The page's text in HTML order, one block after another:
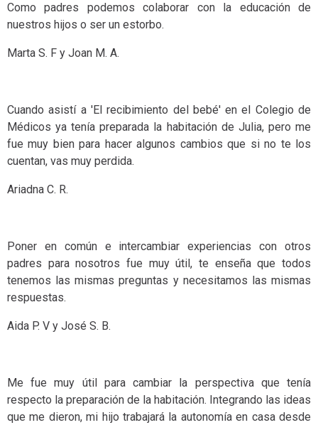
Como padres podemos colaborar con la educación de
nuestros hijos o ser un estorbo.
Marta S. F y Joan M. A.
Cuando asistí a 'El recibimiento del bebé' en el Colegio de
Médicos ya tenía preparada la habitación de Julia, pero me
fue muy bien para hacer algunos cambios que si no te los
cuentan, vas muy perdida.
Ariadna C. R.
Poner en común e intercambiar experiencias con otros
padres para nosotros fue muy útil, te enseña que todos
tenemos las mismas preguntas y necesitamos las mismas
respuestas.
Aida P. V y José S. B.
Me fue muy útil para cambiar la perspectiva que tenía
respecto la preparación de la habitación. Integrando las ideas
que me dieron, mi hijo trabajará la autonomía en casa desde